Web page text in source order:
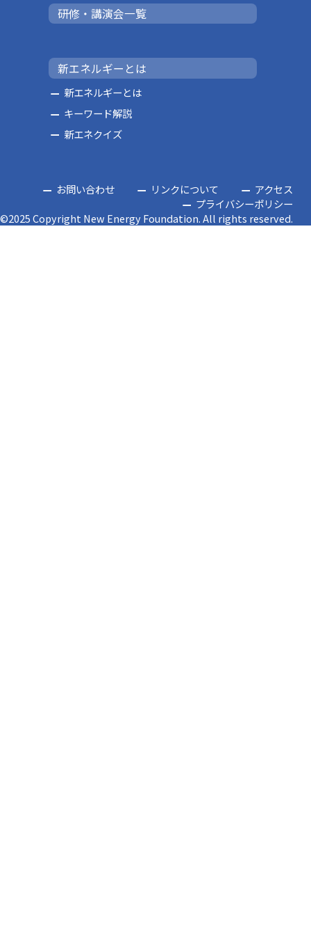
研修・講演会一覧
新エネルギーとは
新エネルギーとは
キーワード解説
新エネクイズ
お問い合わせ リンクについて
アクセス
プライバシーポリシー
©2025 Copyright New Energy Foundation. All rights reserved.